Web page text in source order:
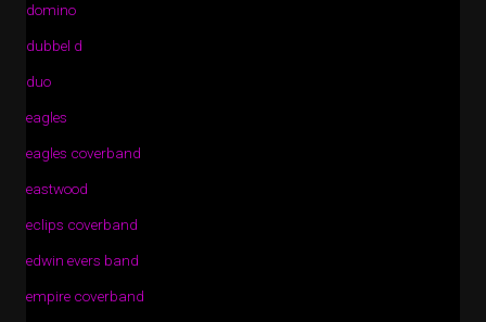
domino
dubbel d
duo
eagles
eagles coverband
eastwood
eclips coverband
edwin evers band
empire coverband